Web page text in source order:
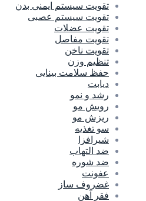
تقویت سیستم ایمنی بدن
تقویت سیستم عصبی
تقویت عضلات
تقویت مفاصل
تقویت ناخن
تنظیم وزن
حفظ سلامت بینایی
دیابت
رشد و نمو
رویش مو
ریزش مو
سو تغذیه
شیرافزا
ضد التهاب
ضد شوره
عفونت
غضروف ساز
فقر آهن